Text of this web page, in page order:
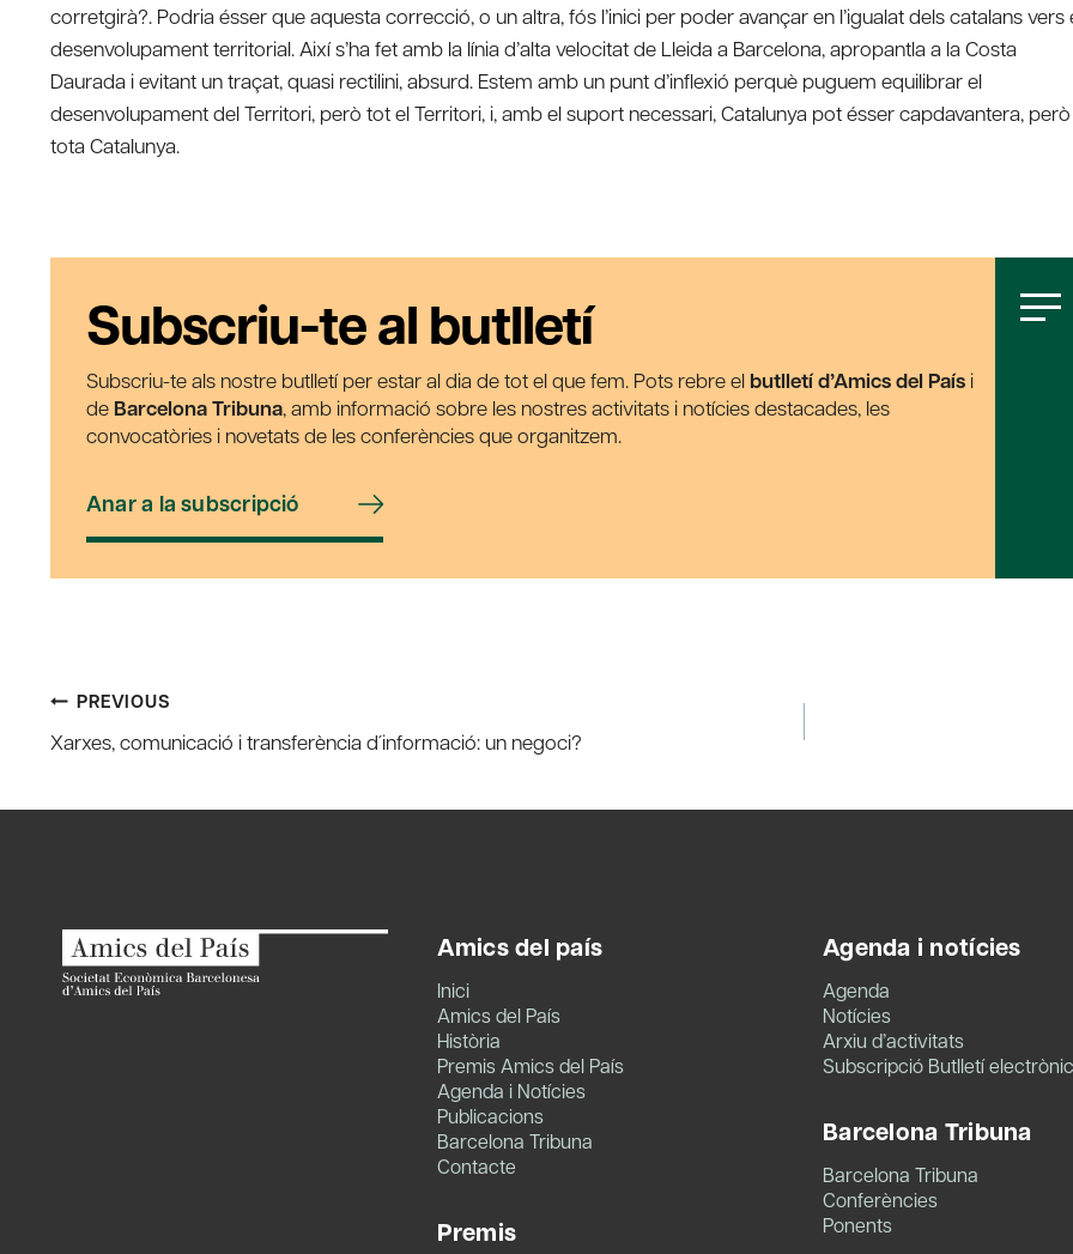
corretgirà?. Podria ésser que aquesta correcció, o un altra, fós l’inici per poder avançar en l’igualat dels catalans vers
desenvolupament territorial. Així s’ha fet amb la línia d’alta velocitat de Lleida a Barcelona, apropantla a la Costa
Daurada i evitant un traçat, quasi rectilini, absurd. Estem amb un punt d’inflexió perquè puguem equilibrar el
desenvolupament del Territori, però tot el Territori, i, amb el suport necessari, Catalunya pot ésser capdavantera, però
tota Catalunya.
Subscriu-te al butlletí
Subscriu-te als nostre butlletí per estar al dia de tot el que fem. Pots rebre el butlletí d’Amics del País i
de Barcelona Tribuna, amb informació sobre les nostres activitats i notícies destacades, les
convocatòries i novetats de les conferències que organitzem.
Anar a la subscripció
Post
navigation
PREVIOUS
Xarxes, comunicació i transferència d´informació: un negoci?
Amics del país
Inici
Amics del País
Història
Premis Amics del País
Agenda i Notícies
Publicacions
Barcelona Tribuna
Contacte
Premis
Agenda i notícies
Agenda
Notícies
Arxiu d’activitats
Subscripció Butlletí electrònic
Barcelona Tribuna
Barcelona Tribuna
Conferències
Ponents